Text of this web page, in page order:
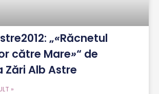
„«Răcnetul
către Mare»“ de
Zări Alb Astre
»